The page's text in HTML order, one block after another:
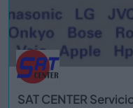
SAT CENTER